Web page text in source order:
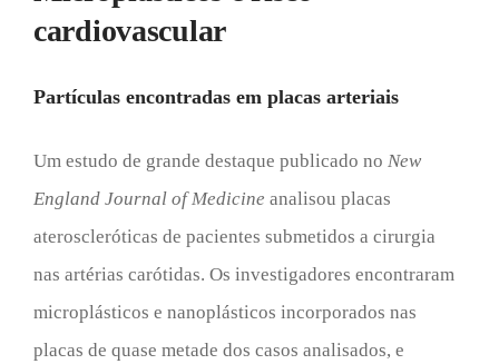
cardiovascular
Partículas encontradas em placas arteriais
Um estudo de grande destaque publicado no New
England Journal of Medicine analisou placas
ateroscleróticas de pacientes submetidos a cirurgia
nas artérias carótidas. Os investigadores encontraram
microplásticos e nanoplásticos incorporados nas
placas de quase metade dos casos analisados, e